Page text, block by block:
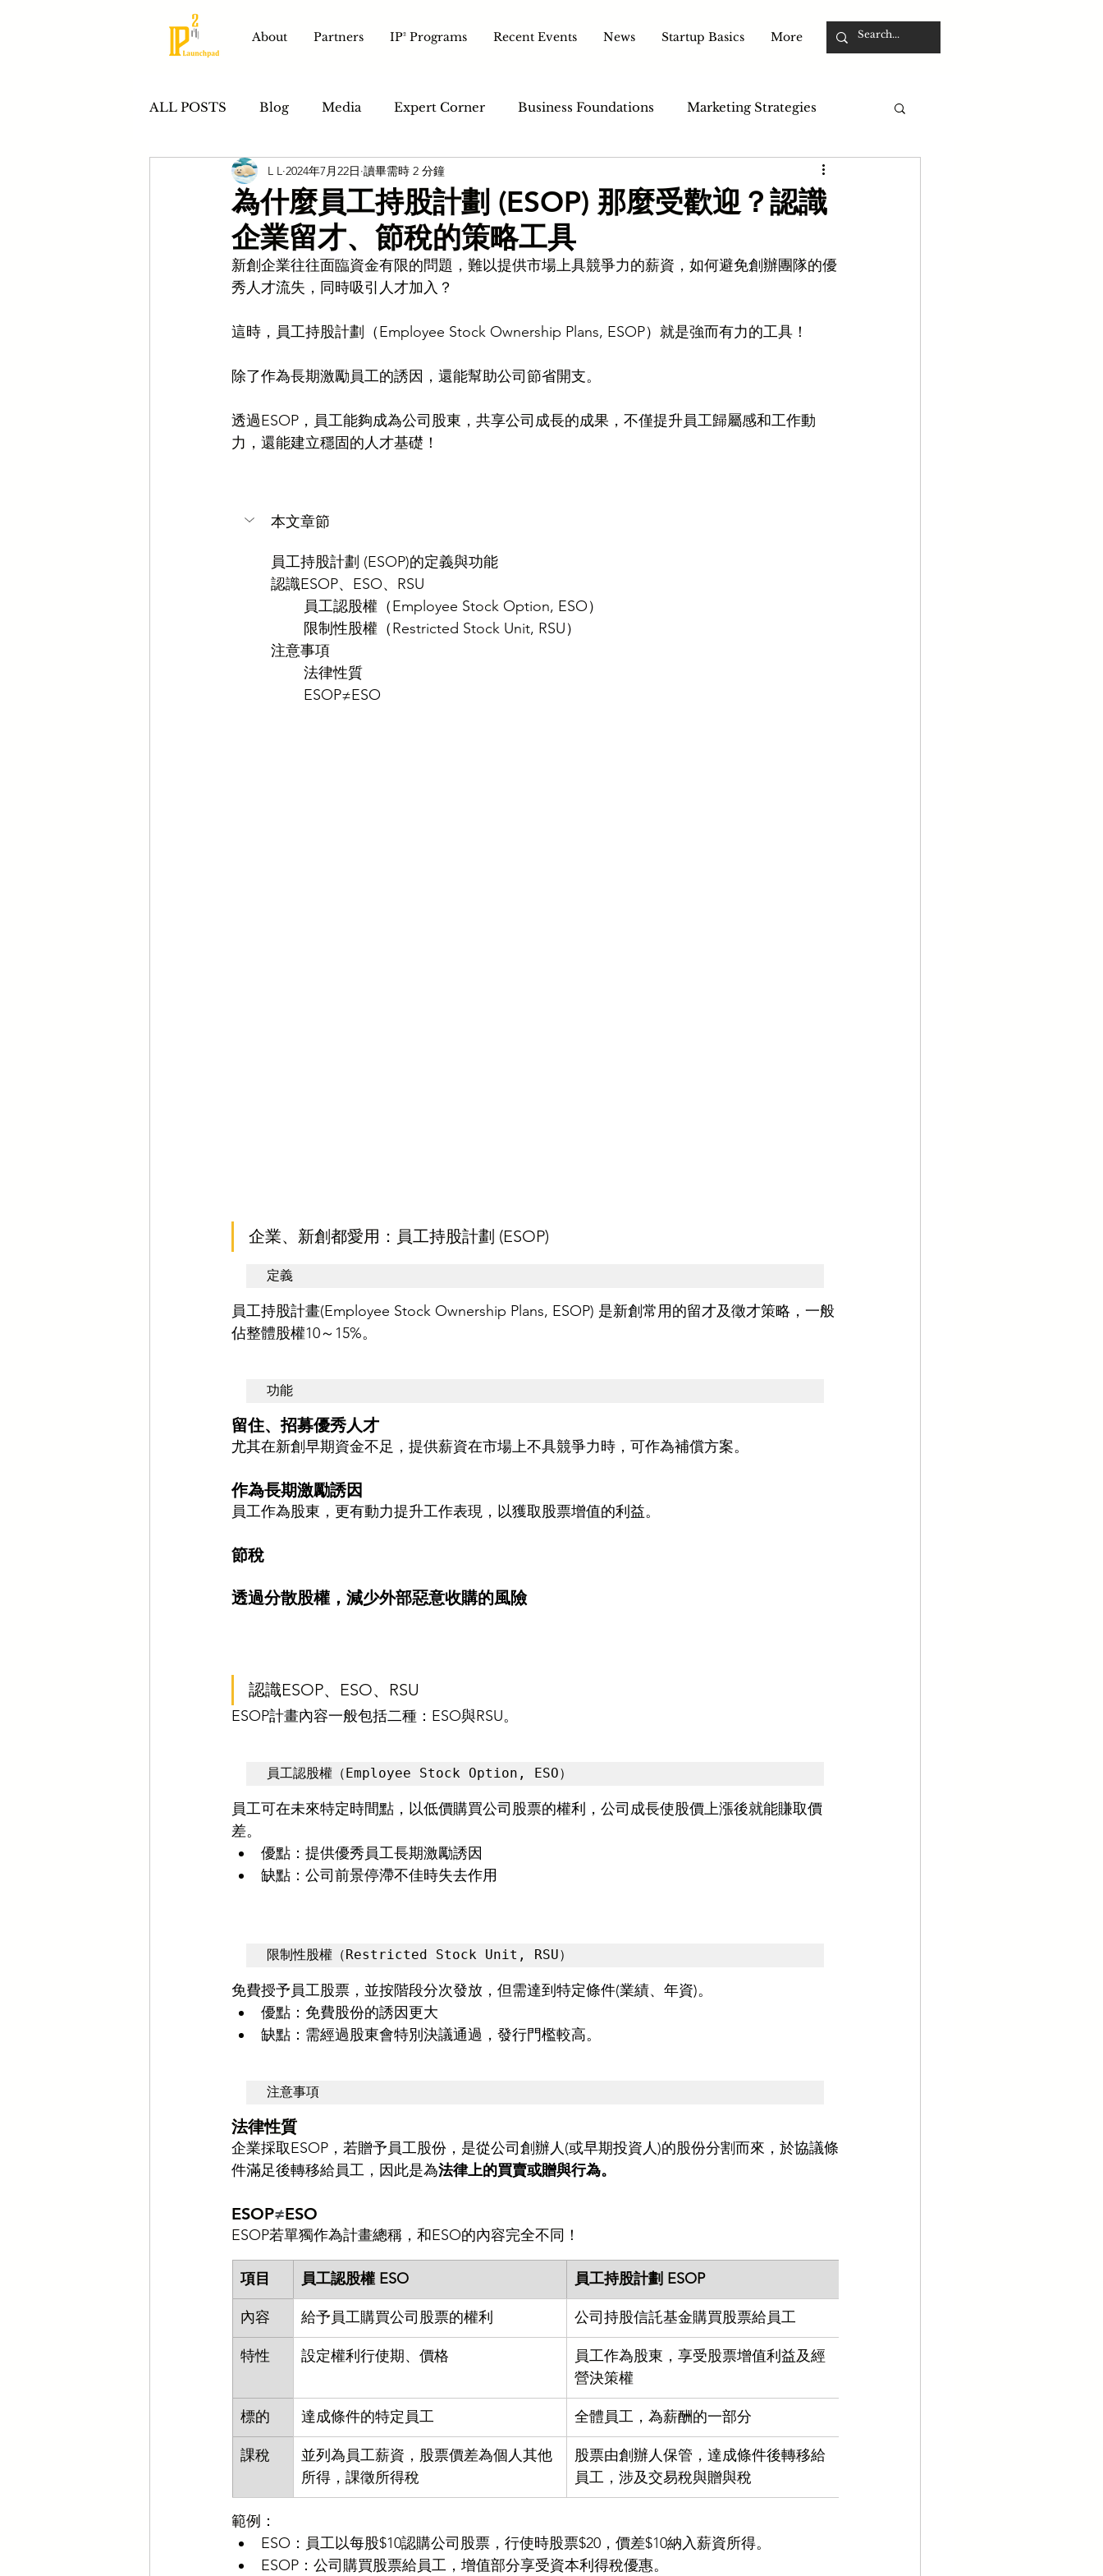
About Partners IP² Programs Recent Events News Startup Basics More
ALL POSTS Blog Media Expert Corner Business Foundations Marketing Strategies
Product Development Sales & Customer
為什麼員工持股計劃 (ESOP) 那麼受歡迎？認識
企業留才、節稅的策略工具
L L 2024年7月22日 讀畢需時 2 分鐘
新創企業往往面臨資金有限的問題，難以提供市場上具競爭力的薪資，如何避免創辦團隊的優
秀人才流失，同時吸引人才加入？
這時，員工持股計劃（Employee Stock Ownership Plans, ESOP）就是強而有力的工具！
除了作為長期激勵員工的誘因，還能幫助公司節省開支。
透過ESOP，員工能夠成為公司股東，共享公司成長的成果，不僅提升員工歸屬感和工作動
力，還能建立穩固的人才基礎！
本文章節
員工持股計劃 (ESOP)的定義與功能
認識ESOP、ESO、RSU
員工認股權（Employee Stock Option, ESO）
限制性股權（Restricted Stock Unit, RSU）
注意事項
法律性質
ESOP≠ESO
企業、新創都愛用：員工持股計劃 (ESOP)
定義
員工持股計畫(Employee Stock Ownership Plans, ESOP) 是新創常用的留才及徵才策略，一般
佔整體股權10～15%。
功能
留住、招募優秀人才
尤其在新創早期資金不足，提供薪資在市場上不具競爭力時，可作為補償方案。
作為長期激勵誘因
員工作為股東，更有動力提升工作表現，以獲取股票增值的利益。
節稅
透過分散股權，減少外部惡意收購的風險
認識ESOP、ESO、RSU
ESOP計畫內容一般包括二種：ESO與RSU。
員工認股權（Employee Stock Option, ESO）
員工可在未來特定時間點，以低價購買公司股票的權利，公司成長使股價上漲後就能賺取價
差。
優點：提供優秀員工長期激勵誘因
缺點：公司前景停滯不佳時失去作用
限制性股權（Restricted Stock Unit, RSU）
免費授予員工股票，並按階段分次發放，但需達到特定條件(業績、年資)。
優點：免費股份的誘因更大
缺點：需經過股東會特別決議通過，發行門檻較高。
注意事項
法律性質
企業採取ESOP，若贈予員工股份，是從公司創辦人(或早期投資人)的股份分割而來，於協議條
件滿足後轉移給員工，因此是為法律上的買賣或贈與行為。
ESOP≠ESO
ESOP若單獨作為計畫總稱，和ESO的內容完全不同！
項目 員工認股權 ESO 員工持股計劃 ESOP
內容 給予員工購買公司股票的權利 公司持股信託基金購買股票給員工
特性 設定權利行使期、價格
員工作為股東，享受股票增值利益及經
營決策權
標的 達成條件的特定員工 全體員工，為薪酬的一部分
課稅
並列為員工薪資，股票價差為個人其他
所得，課徵所得稅
股票由創辦人保管，達成條件後轉移給
員工，涉及交易稅與贈與稅
範例：
ESO：員工以每股$10認購公司股票，行使時股票$20，價差$10納入薪資所得。
ESOP：公司購買股票給員工，增值部分享受資本利得稅優惠。